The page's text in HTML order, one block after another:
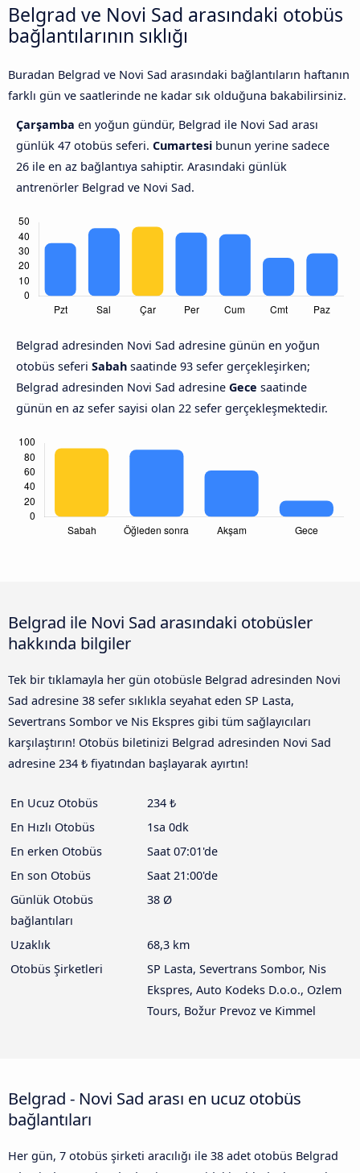
Belgrad ve Novi Sad arasındaki otobüs
bağlantılarının sıklığı
Buradan Belgrad ve Novi Sad arasındaki bağlantıların haftanın
farklı gün ve saatlerinde ne kadar sık olduğuna bakabilirsiniz.
Çarşamba en yoğun gündür, Belgrad ile Novi Sad arası
günlük 47 otobüs seferi. Cumartesi bunun yerine sadece
26 ile en az bağlantıya sahiptir. Arasındaki günlük
antrenörler Belgrad ve Novi Sad.
Belgrad adresinden Novi Sad adresine günün en yoğun
otobüs seferi Sabah saatinde 93 sefer gerçekleşirken;
Belgrad adresinden Novi Sad adresine Gece saatinde
günün en az sefer sayisi olan 22 sefer gerçekleşmektedir.
Belgrad ile Novi Sad arasındaki otobüsler
hakkında bilgiler
Tek bir tıklamayla her gün otobüsle Belgrad adresinden Novi
Sad adresine 38 sefer sıklıkla seyahat eden SP Lasta,
Severtrans Sombor ve Nis Ekspres gibi tüm sağlayıcıları
karşılaştırın! Otobüs biletinizi Belgrad adresinden Novi Sad
adresine 234 ₺ fiyatından başlayarak ayırtın!
En Ucuz Otobüs
234 ₺
En Hızlı Otobüs
1sa 0dk
En erken Otobüs
Saat 07:01'de
En son Otobüs
Saat 21:00'de
Günlük Otobüs
bağlantıları
38 Ø
Uzaklık
68,3 km
Otobüs Şirketleri
SP Lasta, Severtrans Sombor, Nis
Ekspres, Auto Kodeks D.o.o., Ozlem
Tours, Božur Prevoz ve Kimmel
Belgrad - Novi Sad arası en ucuz otobüs
bağlantıları
Her gün, 7 otobüs şirketi aracılığı ile 38 adet otobüs Belgrad